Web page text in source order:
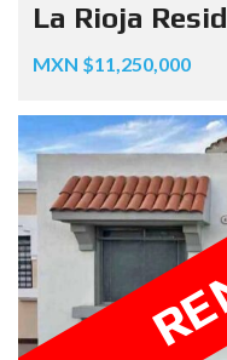
La Rioja
MXN $11,250,000